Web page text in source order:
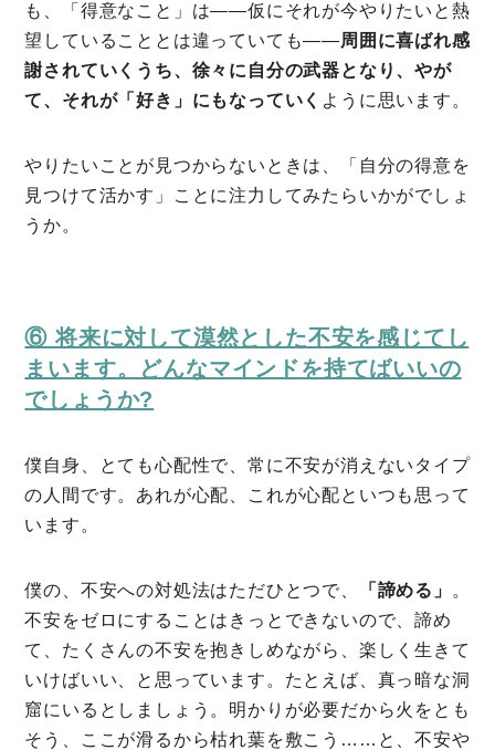
も、「得意なこと」は——仮にそれが今やりたいと熱
望していることとは違っていても——周囲に喜ばれ感
謝されていくうち、徐々に自分の武器となり、やが
て、それが「好き」にもなっていく ように思います。
やりたいことが見つからないときは、「自分の得意を
見つけて活かす」ことに注力してみたらいかがでしょ
うか。
⑥ 将来に対して漠然とした不安を感じてし
まいます。どんなマインドを持てばいいの
でしょうか?
僕自身、とても心配性で、常に不安が消えないタイプ
の人間です。あれが心配、これが心配といつも思って
います。
僕の、不安への対処法はただひとつで、 「諦める」
。
不安をゼロにすることはきっとできないので、諦め
て、たくさんの不安を抱きしめながら、楽しく生きて
いけばいい、と思っています。たとえば、真っ暗な洞
窟にいるとしましょう。明かりが必要だから火をとも
そう、ここが滑るから枯れ葉を敷こう……と、不安や